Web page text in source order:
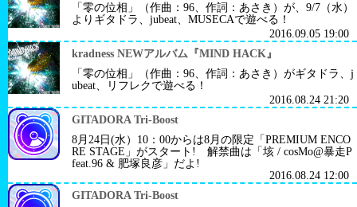
「零の位相」（作曲：96、作詞：あさき）が、9/7（水）
よりギタドラ、jubeat、MUSECAで遊べる！
2016.09.05 19:00
kradness NEWアルバム『MIND HACK』
「零の位相」（作曲：96、作詞：あさき）がギタドラ、j
ubeat、リフレクで遊べる！
2016.08.24 21:20
GITADORA Tri-Boost
8月24日(水）10：00からは8月の限定「PREMIUM ENCO
RE STAGE」がスタート! 解禁曲は「垓 / cosMo@暴走P
feat.96 & 肥塚良彦」だよ!
2016.08.24 12:00
GITADORA Tri-Boost